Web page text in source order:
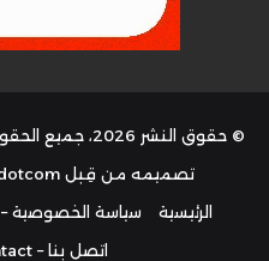
© حقوق النشر 2026، جميع الحقوق محفوظة |
تصميمه من قِبل dotcom
الرئيسية
سياسة الخصوصية – Privacy Policy
اتصل بنا – Contact